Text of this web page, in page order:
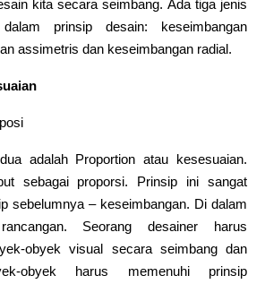
kita secara seimbang. Ada tiga jenis
prinsip desain: keseimbangan
assimetris dan keseimbangan radial.
adalah Proportion atau kesesuaian.
sebagai proporsi. Prinsip ini sangat
sebelumnya – keseimbangan. Di dalam
Seorang desainer harus
obyek visual secara seimbang dan
obyek harus memenuhi prinsip